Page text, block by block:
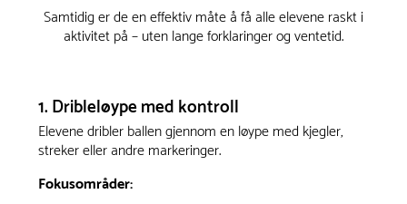
Samtidig er de en effektiv måte å få alle elevene raskt i
aktivitet på – uten lange forklaringer og ventetid.
1. Dribleløype med kontroll
Elevene dribler ballen gjennom en løype med kjegler,
streker eller andre markeringer.
Fokusområder: